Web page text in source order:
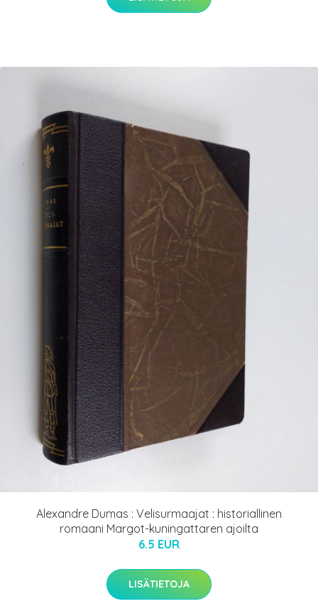
Alexandre Dumas : Velisurmaajat : historiallinen
romaani Margot-kuningattaren ajoilta
6.5 EUR
LISÄTIETOJA